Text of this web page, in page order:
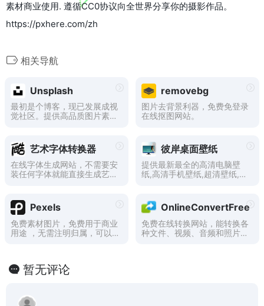
素材商业使用. 遵循CC0协议向全世界分享你的摄影作品。
https://pxhere.com/zh
相关导航
Unsplash
最初是个博客，现已发展成视
觉社区。提供高品质图片素
removebg
图片去背景利器，免费免登录
在线抠图网站。
艺术字体转换器
在线字体生成网站，不需要安
装任何字体就能直接生成艺术
彼岸桌面壁纸
提供最新最全的高清电脑壁
纸,高清手机壁纸,超清壁纸,原
等精选好看的壁纸。
Pexels
免费素材图片，免费用于商业
用途 ，无需注明归属，可以
OnlineConvertFree
免费在线转换网站，能转换各
种文件、视频、音频和照片
暂无评论